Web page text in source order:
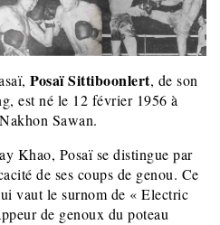
Posaï Sittiboonlert, de son
est né le 12 février 1956 à
Sawan.
Khao, Posaï se distingue par
de ses coups de genou. Ce
vaut le surnom de « Electric
de genoux du poteau